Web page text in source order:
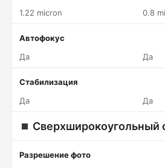
1.22 micron
0.8
Автофокус
Да
Да
Стабилизация
Да
Да
Сверхширокоугольный
Разрешение фото